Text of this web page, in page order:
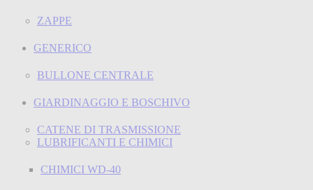
ZAPPE
GENERICO
BULLONE CENTRALE
GIARDINAGGIO E BOSCHIVO
CATENE DI TRASMISSIONE
LUBRIFICANTI E CHIMICI
CHIMICI WD-40